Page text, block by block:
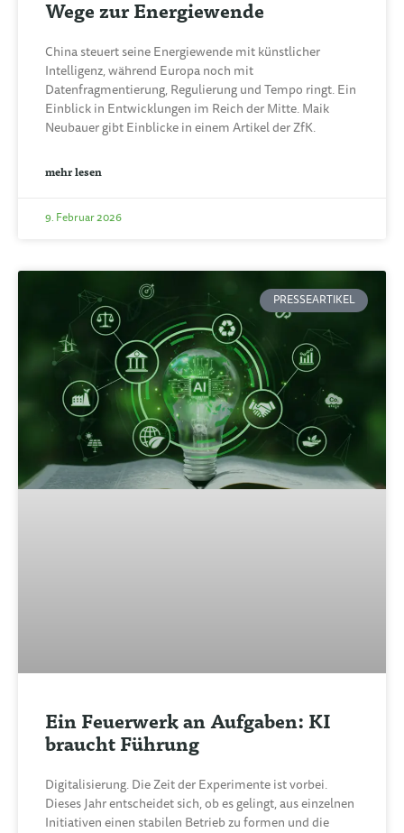
Wege zur Energiewende
China steuert seine Energiewende mit künstlicher
Intelligenz, während Europa noch mit
Datenfragmentierung, Regulierung und Tempo ringt. Ein
Einblick in Entwicklungen im Reich der Mitte. Maik
Neubauer gibt Einblicke in einem Artikel der ZfK.
mehr lesen
9. Februar 2026
PRESSEARTIKEL
Ein Feuerwerk an Aufgaben: KI
braucht Führung
Digitalisierung. Die Zeit der Experimente ist vorbei.
Dieses Jahr entscheidet sich, ob es gelingt, aus einzelnen
Initiativen einen stabilen Betrieb zu formen und die